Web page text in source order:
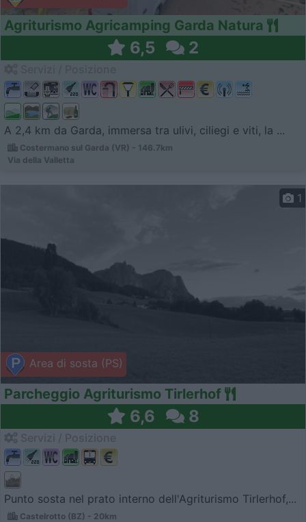
Agriturismo Agricamping Garda Natura
6,5 2
A 2,4 km da Garda, immersa tra ulivi, ciliegi e viti, la ...
Costermano sul Garda (VR) - 146.7km
Via della Valletta
Area di sosta (PS)
1
Parcheggio Agriturismo Tirlerhof
6,6 8
Punto sosta nel prato interno dell'Agriturismo Tirlerhof,...
Castelrotto (BZ) - 20km